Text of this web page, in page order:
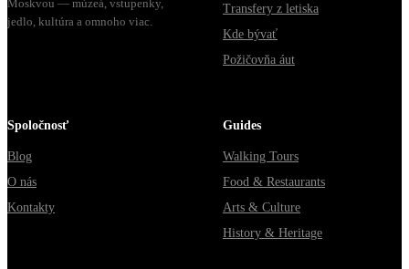
Moskvou — múzeá, vstupenky,
jedlo, kultúra a omnoho viac.
Transfery z letiska
Kde bývať
Požičovňa áut
Spoločnosť
Blog
O nás
Kontakty
Guides
Walking Tours
Food & Restaurants
Arts & Culture
History & Heritage